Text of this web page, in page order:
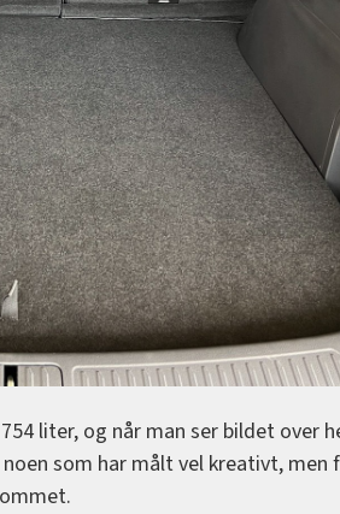
liter, og når man ser bildet over
som har målt vel kreativt, men